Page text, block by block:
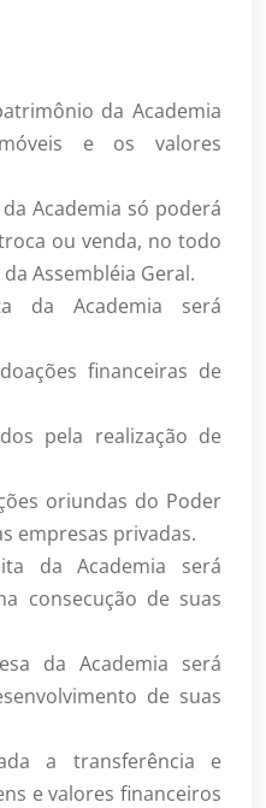
da Academia
e os valores
Academia só poderá
ou venda, no todo
Assembléia Geral.
da Academia será
financeiras de
pela realização de
oriundas do Poder
empresas privadas.
da Academia será
consecução de suas
da Academia será
de suas
a transferência e
e valores financeiros